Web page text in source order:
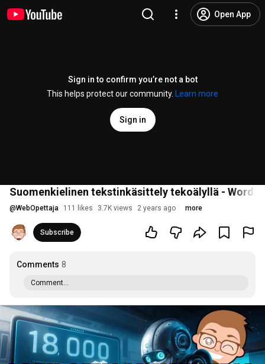
Open App
Sign in to confirm you’re not a bot
This helps protect our community.
Learn more
Sign in
Suomenkielinen tekstinkäsittely tekoälyllä - Word
@WebOpettaja 111 likes 3.7K views 2 years ago more
Subscribe
Comments 8
Comment...